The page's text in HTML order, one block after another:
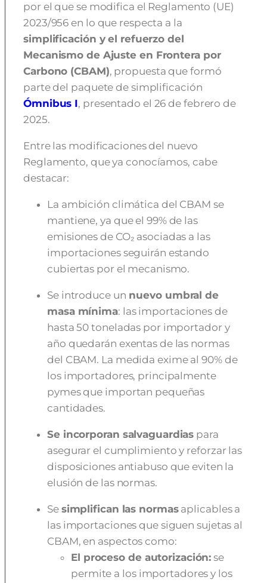
por el que se modifica el Reglamento (UE)
2023/956 en lo que respecta a la
simplificación y el refuerzo del
Mecanismo de Ajuste en Frontera por
Carbono (CBAM), propuesta que formó
parte del paquete de simplificación
Ómnibus I, presentado el 26 de febrero de
2025.
Entre las modificaciones del nuevo
Reglamento, que ya conocíamos, cabe
destacar:
La ambición climática del CBAM se
mantiene, ya que el 99% de las
emisiones de CO₂ asociadas a las
importaciones seguirán estando
cubiertas por el mecanismo.
Se introduce un nuevo umbral de
masa mínima: las importaciones de
hasta 50 toneladas por importador y
año quedarán exentas de las normas
del CBAM. La medida exime al 90% de
los importadores, principalmente
pymes que importan pequeñas
cantidades.
Se incorporan salvaguardias para
asegurar el cumplimiento y reforzar las
disposiciones antiabuso que eviten la
elusión de las normas.
Se simplifican las normasaplicables a
las importaciones que siguen sujetas al
CBAM, en aspectos como:
El proceso de autorización: se
permite a los importadores y los